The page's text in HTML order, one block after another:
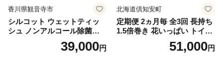
香川県観音寺市
シルコット ウェットティッ
シュ ノンアルコール除菌詰
替（43枚×3P）×24袋 日用品
おもちゃ 拭き取り 手拭き 外
39,000円
北海道倶知安町
定期便 2ヵ月毎 全3回 長持ち
1.5倍巻き 花いっぱい トイレ
ットペーパー ダブル 45ｍ 計
72ロール 全18種 花柄 プリン
51,000円